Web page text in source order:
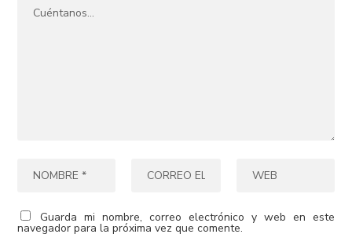
Guarda mi nombre, correo electrónico y web en este
navegador para la próxima vez que comente.